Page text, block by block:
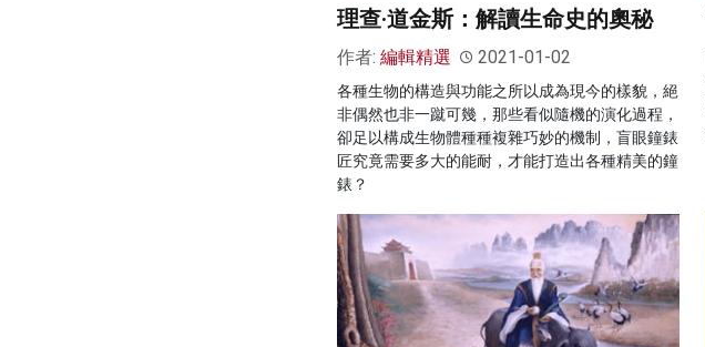
理查·道金斯：解讀生命史的奧秘
作者: 編輯精選 2021-01-02
各種生物的構造與功能之所以成為現今的樣貌，絕
非偶然也非一蹴可幾，那些看似隨機的演化過程，
卻足以構成生物體種種複雜巧妙的機制，盲眼鐘錶
匠究竟需要多大的能耐，才能打造出各種精美的鐘
錶？